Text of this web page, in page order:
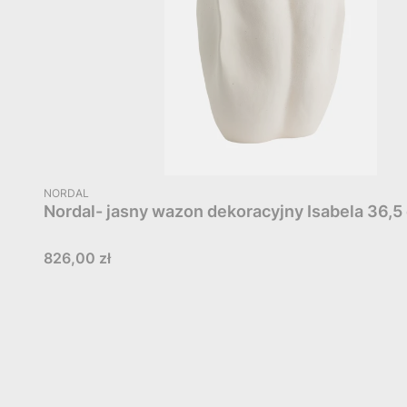
PRODUCENT
NORDAL
Nordal- jasny wazon
Cena
826,00 zł